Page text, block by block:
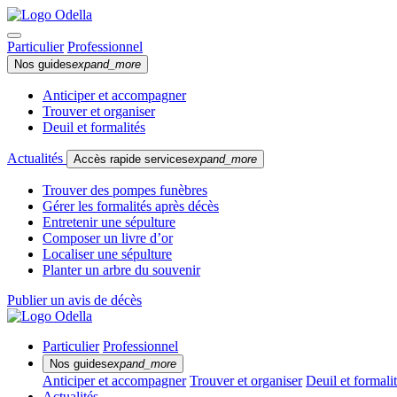
Particulier Professionnel
Nos guidesexpand_more
Anticiper et accompagner
Trouver et organiser
Deuil et formalités
Actualités Accès rapide servicesexpand_more
Trouver des pompes funèbres
Gérer les formalités après décès
Entretenir une sépulture
Composer un livre d’or
Localiser une sépulture
Planter un arbre du souvenir
Publier un avis de décès
Particulier Professionnel
Nos guidesexpand_more
Anticiper et accompagner Trouver et organiser Deuil et